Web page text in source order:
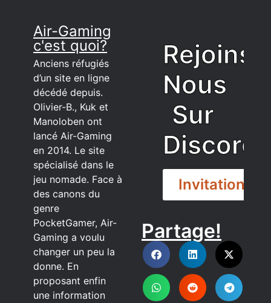
Air-Gaming
c'est quoi?
Anciens réfugiés
d’un site en ligne
décédé depuis.
Olivier-B., Kuk et
Manoloben ont
lancé Air-Gaming
en 2014. Le site
spécialisé dans le
jeu nomade. Face à
des canons du
genre
PocketGamer, Air-
Gaming a voulu
changer un peu la
donne. En
proposant enfin
une information
Rejoins
Nous
Sur
Discord
Invitation
DISCORD
Partage!